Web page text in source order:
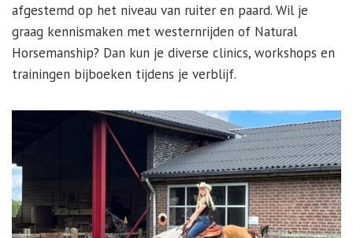
afgestemd op het niveau van ruiter en paard. Wil je
graag kennismaken met westernrijden of Natural
Horsemanship? Dan kun je diverse clinics, workshops en
trainingen bijboeken tijdens je verblijf.